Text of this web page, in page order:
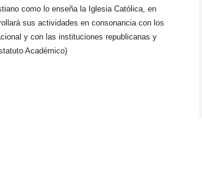
como lo enseña la Iglesia Católica, en
sus actividades en consonancia con los
y con las instituciones republicanas y
Académico)